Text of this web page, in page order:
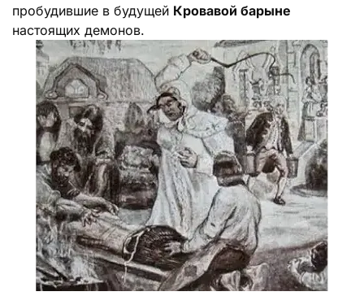
пробудившие в будущей Кровавой барыне
настоящих демонов.